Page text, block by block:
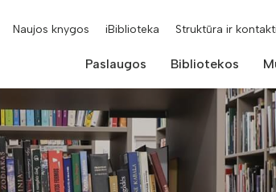
Naujos knygos iBiblioteka Struktūra ir
Paslaugos Bibliotekos